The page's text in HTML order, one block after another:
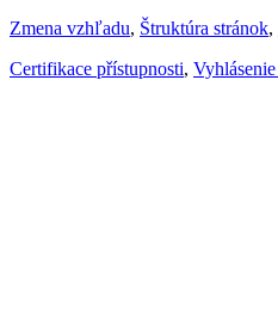
Zmena vzhľadu, Štruktúra stránok,
Certifikace přístupnosti,